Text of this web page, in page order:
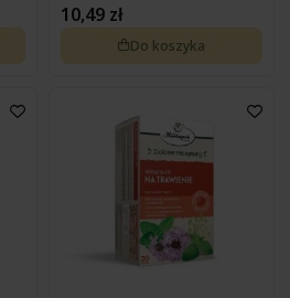
10,49 zł
Do koszyka